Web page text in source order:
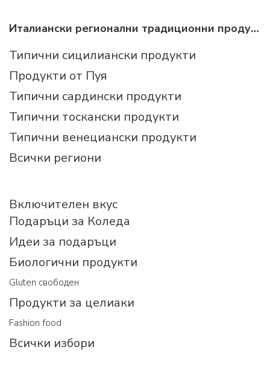
Италиански регионални традиционни продукти
Типични сицилиански продукти
Продукти от Пуя
Типични сардински продукти
Типични тоскански продукти
Типични венециански продукти
Всички региони
Включителен вкус
Подаръци за Коледа
Идеи за подаръци
Биологични продукти
Gluten свободен
Продукти за целиаки
Fashion food
Всички избори